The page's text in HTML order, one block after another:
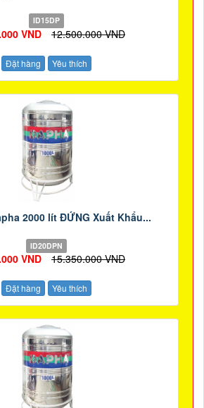
ID15DP
VND 12.500.000 VND
Đặt hàng Yêu thích
2000 lít ĐỨNG Xuất Khẩu...
ID20DPN
VND 15.350.000 VND
Đặt hàng Yêu thích